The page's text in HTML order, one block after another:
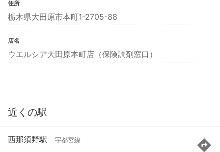
住所
栃木県大田原市本町1-2705-88
店名
ウエルシア大田原本町店（保険調剤窓口）
近くの駅
西那須野駅 宇都宮線